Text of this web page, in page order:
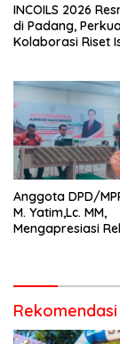
INCOILS 2026
di Padang,
Kolaborasi Riset
Anggota DPD/
M. Yatim,Lc. MM,
Mengapresiasi